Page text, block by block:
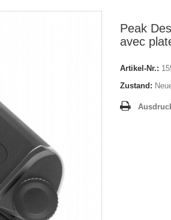
Peak
avec
Artikel-Nr.:
Zustand: